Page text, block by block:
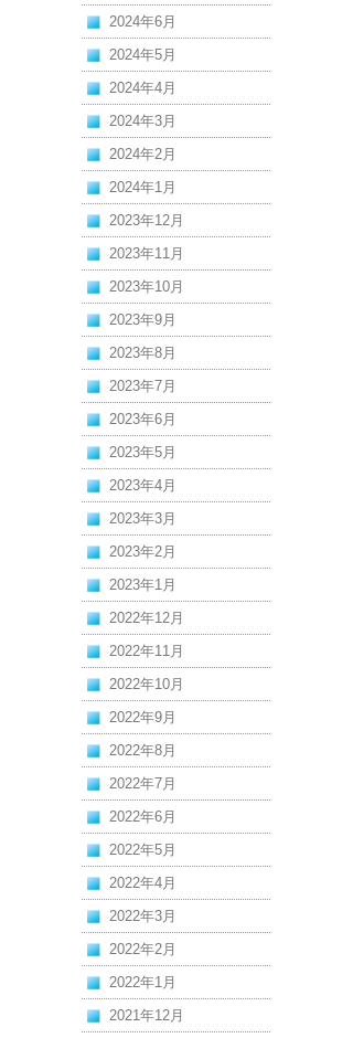
2024年6月
2024年5月
2024年4月
2024年3月
2024年2月
2024年1月
2023年12月
2023年11月
2023年10月
2023年9月
2023年8月
2023年7月
2023年6月
2023年5月
2023年4月
2023年3月
2023年2月
2023年1月
2022年12月
2022年11月
2022年10月
2022年9月
2022年8月
2022年7月
2022年6月
2022年5月
2022年4月
2022年3月
2022年2月
2022年1月
2021年12月